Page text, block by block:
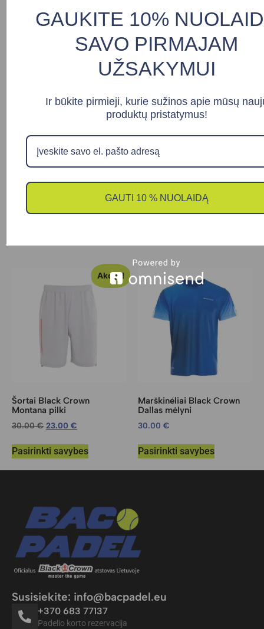
Panašūs produktai
Džemperis Black Crown
49.50
Šortai Black Crown
Montana mėlyni
Akcija!
Šortai Black Crown
Montana pilki
30.00€ 23.00 €
Pasirinkti savybes
Marškinėliai Black Crown
Dallas mėlyni
30.00 €
Pasirinkti savybes
Susisiekite: info@bacpadel.eu
+370 683 77137
Padelio korto rezervacija
GAUKITE 10%
SAVO PIRMAJAM
UŽSAKYMUI
Ir būkite pirmieji, kurie sužinos apie mūsų
produktų pristatymus!
GAUTI 10 % NUOLAIDĄ